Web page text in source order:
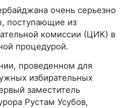
очень серьезно
поступающие из
комиссии (ЦИК) в
процедурой.
проведенном для
избирательных
заместитель
Рустам Усубов,